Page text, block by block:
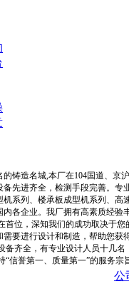
铸造名城,本厂在104国道、京
先进齐全，检测手段完善。
系列、楼承板成型机系列、
各企业。我厂拥有高素质经验
，深知我们的成功取决于您
要进行设计和制造，帮助您获
全，有专业设计人员十几名，
誉第一、质量第一”的服务宗
公